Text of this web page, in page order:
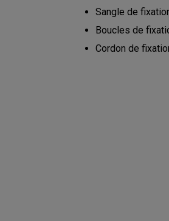
Sangle de
Boucles de
Cordon de